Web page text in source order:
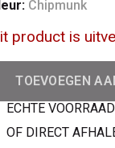
Chipmunk
product is
TOEVOEGEN
ECHTE
OF DIRECT